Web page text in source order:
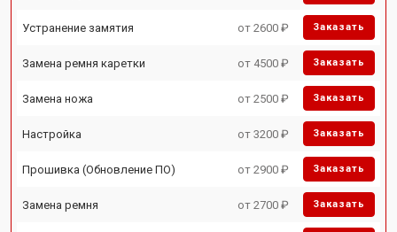
Устранение замятия от 2600 ₽ Заказать
Замена ремня каретки от 4500 ₽ Заказать
Замена ножа от 2500 ₽ Заказать
Настройка от 3200 ₽ Заказать
Прошивка (Обновление ПО) от 2900 ₽ Заказать
Замена ремня от 2700 ₽ Заказать